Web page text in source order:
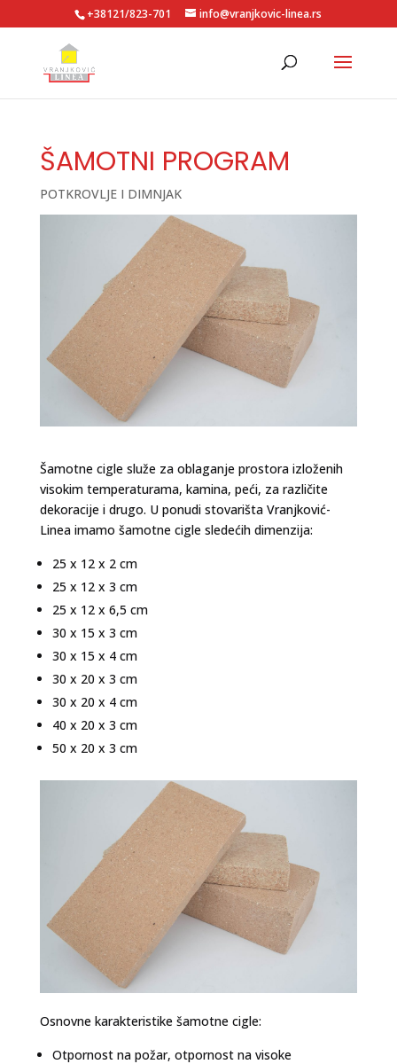
+38121/823-701 info@vranjkovic-linea.rs
ŠAMOTNI PROGRAM
POTKROVLJE I DIMNJAK
Šamotne cigle služe za oblaganje prostora izloženih
visokim temperaturama, kamina, peći, za različite
dekoracije i drugo. U ponudi stovarišta Vranjković-
Linea imamo šamotne cigle sledećih dimenzija:
25 x 12 x 2 cm
25 x 12 x 3 cm
25 x 12 x 6,5 cm
30 x 15 x 3 cm
30 x 15 x 4 cm
30 x 20 x 3 cm
30 x 20 x 4 cm
40 x 20 x 3 cm
50 x 20 x 3 cm
Osnovne karakteristike šamotne cigle:
Otpornost na požar, otpornost na visoke